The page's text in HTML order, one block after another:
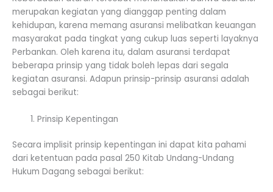
merupakan kegiatan yang dianggap penting dalam
kehidupan, karena memang asuransi melibatkan keuangan
masyarakat pada tingkat yang cukup luas seperti layaknya
Perbankan. Oleh karena itu, dalam asuransi terdapat
beberapa prinsip yang tidak boleh lepas dari segala
kegiatan asuransi. Adapun prinsip-prinsip asuransi adalah
sebagai berikut:
Prinsip Kepentingan
Secara implisit prinsip kepentingan ini dapat kita pahami
dari ketentuan pada pasal 250 Kitab Undang-Undang
Hukum Dagang sebagai berikut: